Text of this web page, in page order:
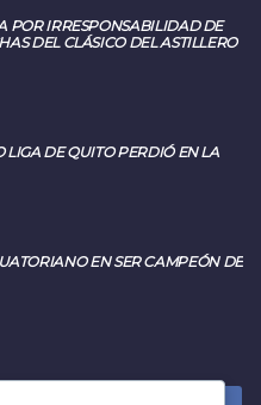
POR IRRESPONSABILIDAD DE
DEL CLÁSICO DEL ASTILLERO
LIGA DE QUITO PERDIÓ EN LA
EN SER CAMPEÓN DE